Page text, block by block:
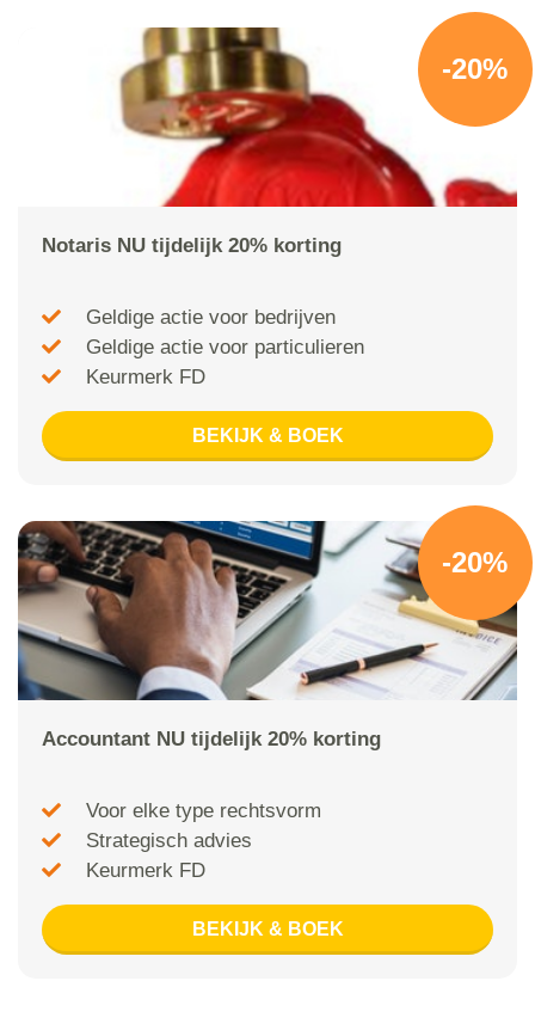
-20%
Notaris NU tijdelijk 20% korting
Geldige actie voor bedrijven
Geldige actie voor particulieren
Keurmerk FD
BEKIJK & BOEK
-20%
Accountant NU tijdelijk 20% korting
Voor elke type rechtsvorm
Strategisch advies
Keurmerk FD
BEKIJK & BOEK